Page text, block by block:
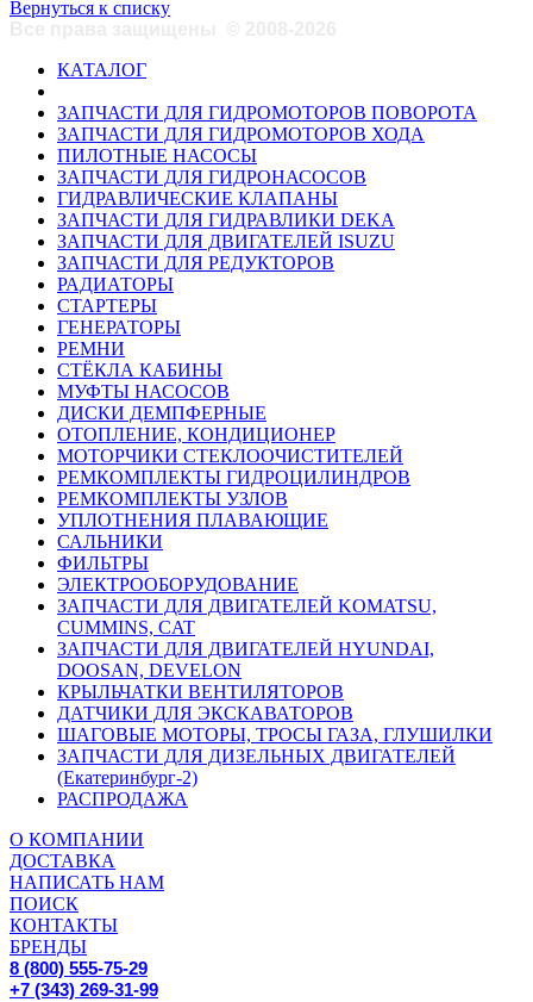
Вернуться к списку
КАТАЛОГ
ЗАПЧАСТИ ДЛЯ ГИДРОМОТОРОВ ПОВОРОТА
ЗАПЧАСТИ ДЛЯ ГИДРОМОТОРОВ ХОДА
ПИЛОТНЫЕ НАСОСЫ
ЗАПЧАСТИ ДЛЯ ГИДРОНАСОСОВ
ГИДРАВЛИЧЕСКИЕ КЛАПАНЫ
ЗАПЧАСТИ ДЛЯ ГИДРАВЛИКИ DEKA
ЗАПЧАСТИ ДЛЯ ДВИГАТЕЛЕЙ ISUZU
ЗАПЧАСТИ ДЛЯ РЕДУКТОРОВ
РАДИАТОРЫ
СТАРТЕРЫ
ГЕНЕРАТОРЫ
РЕМНИ
СТЁКЛА КАБИНЫ
МУФТЫ НАСОСОВ
ДИСКИ ДЕМПФЕРНЫЕ
ОТОПЛЕНИЕ, КОНДИЦИОНЕР
МОТОРЧИКИ СТЕКЛООЧИСТИТЕЛЕЙ
РЕМКОМПЛЕКТЫ ГИДРОЦИЛИНДРОВ
РЕМКОМПЛЕКТЫ УЗЛОВ
УПЛОТНЕНИЯ ПЛАВАЮЩИЕ
САЛЬНИКИ
ФИЛЬТРЫ
ЭЛЕКТРООБОРУДОВАНИЕ
ЗАПЧАСТИ ДЛЯ ДВИГАТЕЛЕЙ KOMATSU,
CUMMINS, CAT
ЗАПЧАСТИ ДЛЯ ДВИГАТЕЛЕЙ HYUNDAI,
DOOSAN, DEVELON
КРЫЛЬЧАТКИ ВЕНТИЛЯТОРОВ
ДАТЧИКИ ДЛЯ ЭКСКАВАТОРОВ
ШАГОВЫЕ МОТОРЫ, ТРОСЫ ГАЗА, ГЛУШИЛКИ
ЗАПЧАСТИ ДЛЯ ДИЗЕЛЬНЫХ ДВИГАТЕЛЕЙ
(Екатеринбург-2)
РАСПРОДАЖА
О КОМПАНИИ
ДОСТАВКА
НАПИСАТЬ НАМ
ПОИСК
КОНТАКТЫ
БРЕНДЫ
8 (800) 555-75-29
+7 (343) 269-31-99